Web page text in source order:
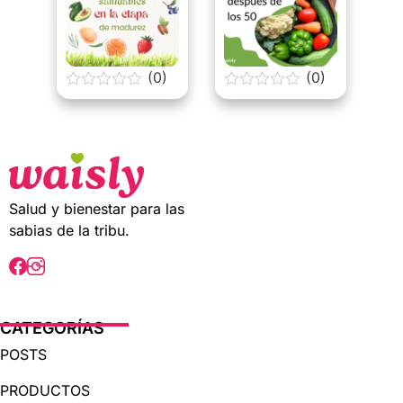
0
o
f
5
(0)
0
(0)
Salud y bienestar para las
sabias de la tribu.
CATEGORÍAS
POSTS
PRODUCTOS